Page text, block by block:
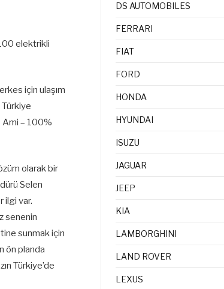
elektrikli
için ulaşım
Ami – 100%
olarak bir
Selen
ilgi var.
senenin
sunmak için
ön planda
Türkiye’de
DS AUTOMOBILES
FERRARI
FIAT
FORD
HONDA
HYUNDAI
ISUZU
JAGUAR
JEEP
KIA
LAMBORGHINI
LAND ROVER
LEXUS